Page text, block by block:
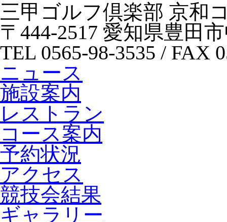
三甲ゴルフ倶楽部 京和
〒444-2517 愛知県豊田
TEL 0565-98-3535 / FAX
ニュース
施設案内
レストラン
コース案内
予約状況
アクセス
競技会結果
ギャラリー